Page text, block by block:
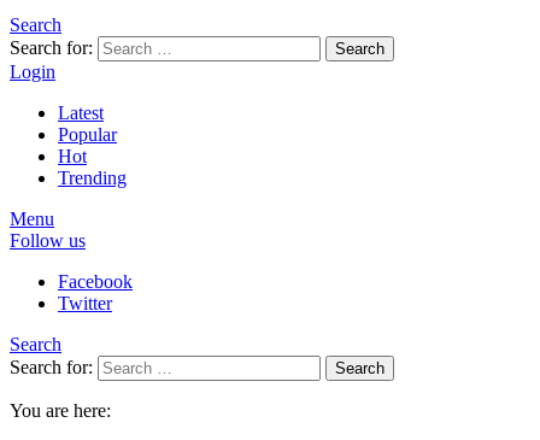
Search
Search for:
Search
Login
Latest
Popular
Hot
Trending
Menu
Follow us
Facebook
Twitter
Search
Search for:
Search
You are here: